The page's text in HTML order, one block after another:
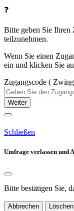
❓
Bitte geben Sie Ihren
teilzunehmen.
Wenn Sie einen
ein und klicken Sie
Zugangscode (
Weiter
Schließen
Umfrage verlassen und
Bitte bestätigen Sie,
Abbrechen Löschen